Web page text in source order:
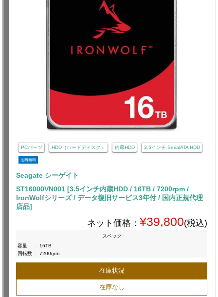
PCパーツ HDD（ハードディスク） 内蔵HDD 3.5インチ SerialATA HDD
送料無料
Seagate シーゲイト
ST16000VN001 [3.5インチ内蔵HDD / 16TB / 7200rpm /
IronWolfシリーズ / データ復旧サービス3年付 / 国内正規代理
店品]
ネット価格： ¥39,800(税込)
スペック
容量
:
16TB
回転数 : 7200rpm
在庫状況
在庫なし